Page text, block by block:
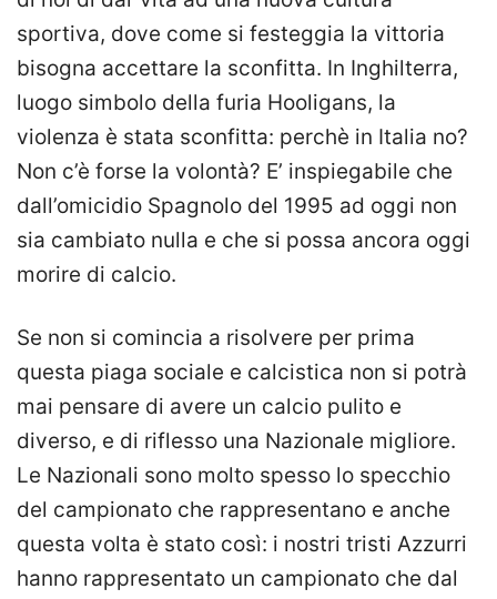
sportiva, dove come si festeggia la vittoria
bisogna accettare la sconfitta. In Inghilterra,
luogo simbolo della furia Hooligans, la
violenza è stata sconfitta: perchè in Italia no?
Non c’è forse la volontà? E’ inspiegabile che
dall’omicidio Spagnolo del 1995 ad oggi non
sia cambiato nulla e che si possa ancora oggi
morire di calcio.
Se non si comincia a risolvere per prima
questa piaga sociale e calcistica non si potrà
mai pensare di avere un calcio pulito e
diverso, e di riflesso una Nazionale migliore.
Le Nazionali sono molto spesso lo specchio
del campionato che rappresentano e anche
questa volta è stato così: i nostri tristi Azzurri
hanno rappresentato un campionato che dal